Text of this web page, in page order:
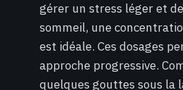
gérer un stress léger et
sommeil, une
est idéale. Ces dosages
approche progressive.
quelques gouttes sous la